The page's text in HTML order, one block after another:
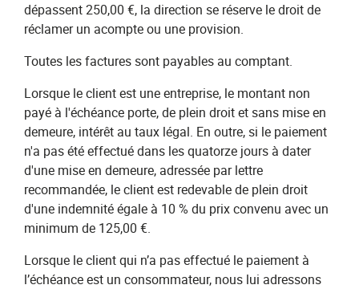
dépassent 250,00 €, la direction se réserve le droit de
réclamer un acompte ou une provision.
Toutes les factures sont payables au comptant.
Lorsque le client est une entreprise, le montant non
payé à l'échéance porte, de plein droit et sans mise en
demeure, intérêt au taux légal. En outre, si le paiement
n'a pas été effectué dans les quatorze jours à dater
d'une mise en demeure, adressée par lettre
recommandée, le client est redevable de plein droit
d'une indemnité égale à 10 % du prix convenu avec un
minimum de 125,00 €.
Lorsque le client qui n’a pas effectué le paiement à
l’échéance est un consommateur, nous lui adressons